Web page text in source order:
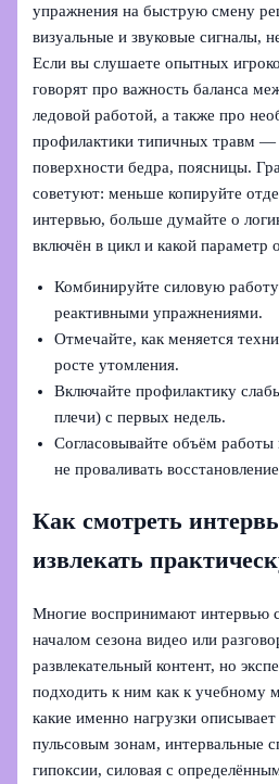
упражнения на быструю смену
визуальные и звуковые сигналы,
Если вы слушаете опытных
говорят про важность баланса
ледовой работой, а также про
профилактики типичных травм
поверхности бедра, поясницы.
советуют: меньше копируйте
интервью, больше думайте о
включён в цикл и какой параметр
Комбинируйте силовую
реактивными упражнениями.
Отмечайте, как меняется
росте утомления.
Включайте профилактику
плечи) с первых недель.
Согласовывайте объём работы
не проваливать
Как смотреть
извлекать
Многие воспринимают интервью
началом сезона видео или
развлекательный контент, но
подходить к ним как к учебному
какие именно нагрузки
пульсовым зонам, интервальные
гипоксии, силовая с